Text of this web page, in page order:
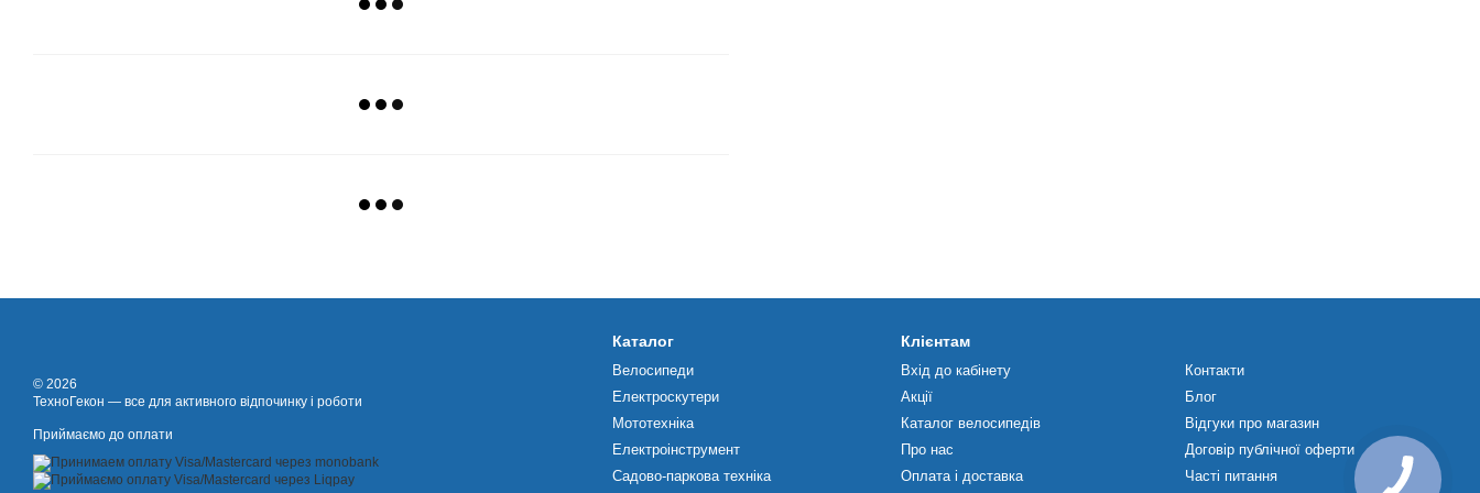
© 2026
ТехноГекон — все для активного відпочинку і роботи
Приймаємо до оплати
Каталог
Велосипеди
Електроскутери
Мототехніка
Електроінструмент
Садово-паркова техніка
Клієнтам
Вхід до кабінету
Акції
Каталог велосипедів
Про нас
Оплата і доставка
Контакти
Блог
Відгуки про магазин
Договір публічної оферти
Часті питання